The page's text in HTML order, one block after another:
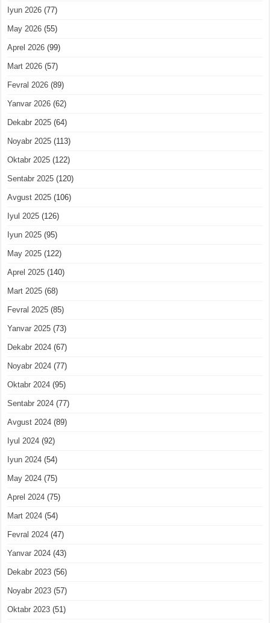
Iyun 2026 (77)
May 2026 (55)
Aprel 2026 (99)
Mart 2026 (57)
Fevral 2026 (89)
Yanvar 2026 (62)
Dekabr 2025 (64)
Noyabr 2025 (113)
Oktabr 2025 (122)
Sentabr 2025 (120)
Avgust 2025 (106)
Iyul 2025 (126)
Iyun 2025 (95)
May 2025 (122)
Aprel 2025 (140)
Mart 2025 (68)
Fevral 2025 (85)
Yanvar 2025 (73)
Dekabr 2024 (67)
Noyabr 2024 (77)
Oktabr 2024 (95)
Sentabr 2024 (77)
Avgust 2024 (89)
Iyul 2024 (92)
Iyun 2024 (54)
May 2024 (75)
Aprel 2024 (75)
Mart 2024 (54)
Fevral 2024 (47)
Yanvar 2024 (43)
Dekabr 2023 (56)
Noyabr 2023 (57)
Oktabr 2023 (51)